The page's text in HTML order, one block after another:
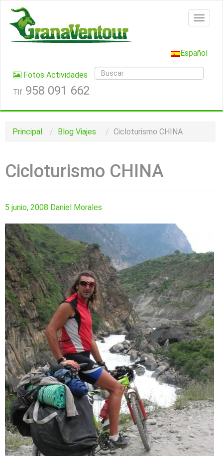
Español
Fotos Actividades
Tlf. 958 091 662
Principal Blog Viajes Cicloturismo CHINA
Cicloturismo CHINA
5 junio, 2008 Daniel Morales